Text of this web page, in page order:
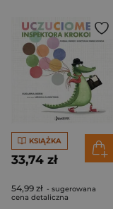
KSIĄŻKA
33,74 zł
54,99 zł - sugerowana
cena detaliczna